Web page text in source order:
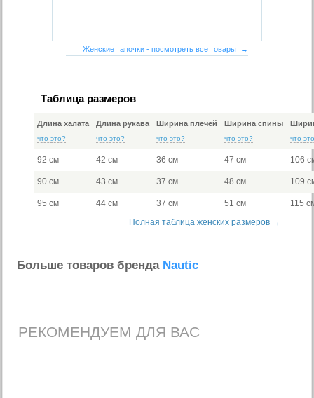
Женские тапочки - посмотреть все товары →
Таблица размеров
Длина халата
что это?
Длина рукава
что это?
Ширина плечей
что это?
Ширина спины
что это? что
92 см 42 см 36 см 47 см 106
90 см 43 см 37 см 48 см 109
95 см 44 см 37 см 51 см
115
Полная таблица женских размеров →
Больше товаров бренда Nautic
РЕКОМЕНДУЕМ ДЛЯ ВАС